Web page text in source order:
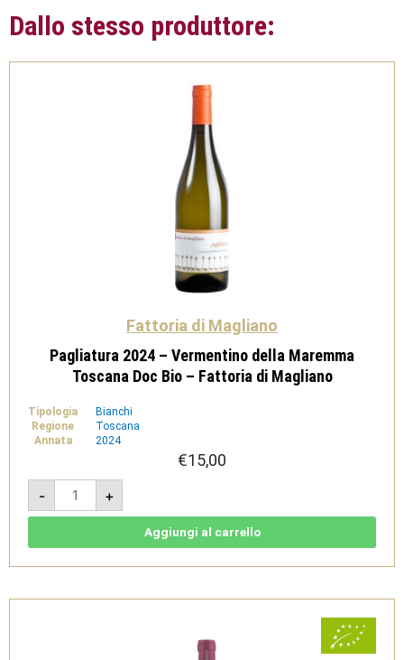
Dallo stesso produttore:
Fattoria di Magliano
Pagliatura 2024 – Vermentino della Maremma
Toscana Doc Bio – Fattoria di Magliano
Tipologia
Bianchi
Regione
Toscana
Annata
2024
€15,00
-
Pagliatura
2024
-
Vermentino
Doc
Fattoria
+
Aggiungi al carrello